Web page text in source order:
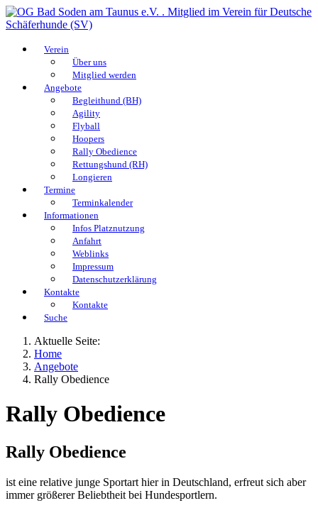
Verein
Über uns
Mitglied werden
Angebote
Begleithund (BH)
Agility
Flyball
Hoopers
Rally Obedience
Rettungshund (RH)
Longieren
Termine
Terminkalender
Informationen
Infos Platznutzung
Anfahrt
Weblinks
Impressum
Datenschutzerklärung
Kontakte
Kontakte
Suche
Aktuelle Seite:
Home
Angebote
Rally Obedience
Rally Obedience
Rally Obedience
ist eine relative junge Sportart hier in Deutschland, erfreut sich aber
immer größerer Beliebtheit bei Hundesportlern.